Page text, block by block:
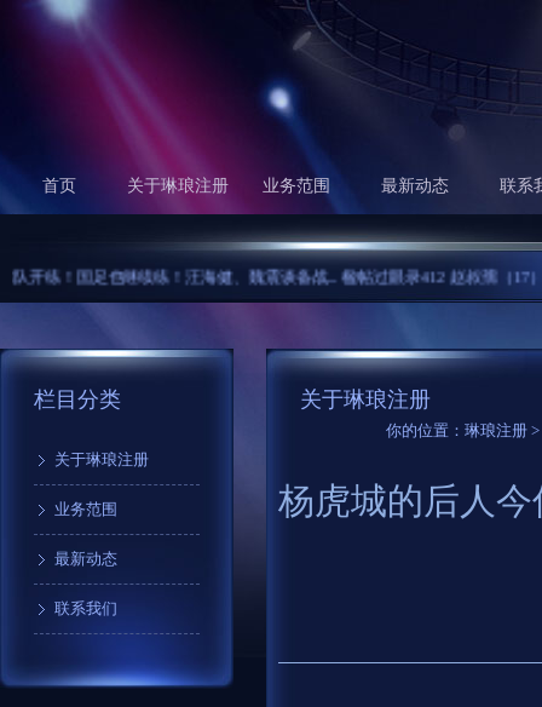
首页 关于琳琅注册 业务范围 最新动态 联系
续练！汪海健、魏震谈备战... 楹帖过眼录412 赵叔孺（17）... 乔巴山上位史
栏目分类
关于琳琅注册
业务范围
最新动态
联系我们
关于琳琅注册
你的位置： 琳琅注册 >
杨虎城的后人